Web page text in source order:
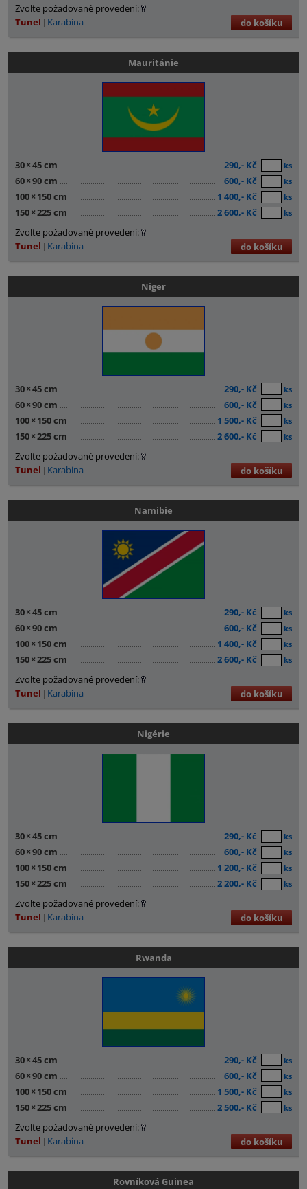
Zvolte požadované provedení:
Tunel
Karabina do košíku
Mauritánie
30×45 cm 290,- Kč ks
60×90 cm 600,- Kč ks
100× 150 cm 1 400,- Kč ks
150×225 cm 2 600,- Kč ks
Zvolte požadované provedení:
Tunel
Karabina do košíku
Niger
30×45 cm 290,- Kč ks
60×90 cm 600,- Kč ks
100× 150 cm 1 500,- Kč ks
150×225 cm 2 600,- Kč ks
Zvolte požadované provedení:
Tunel
Karabina do košíku
Namibie
30×45 cm 290,- Kč ks
60×90 cm 600,- Kč ks
100× 150 cm 1 400,- Kč ks
150×225 cm 2 600,- Kč ks
Zvolte požadované provedení:
Tunel
Karabina do košíku
Nigérie
30×45 cm 290,- Kč ks
60×90 cm 600,- Kč ks
100× 150 cm 1 200,- Kč ks
150×225 cm 2 200,- Kč ks
Zvolte požadované provedení:
Tunel
Karabina do košíku
Rwanda
30×45 cm 290,- Kč ks
60×90 cm 600,- Kč ks
100× 150 cm 1 500,- Kč ks
150×225 cm 2 500,- Kč ks
Zvolte požadované provedení:
Tunel
Karabina do košíku
Rovníková Guinea